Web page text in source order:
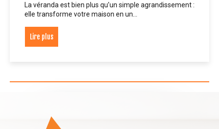
La véranda est bien plus qu’un simple agrandissement :
elle transforme votre maison en un…
Lire plus